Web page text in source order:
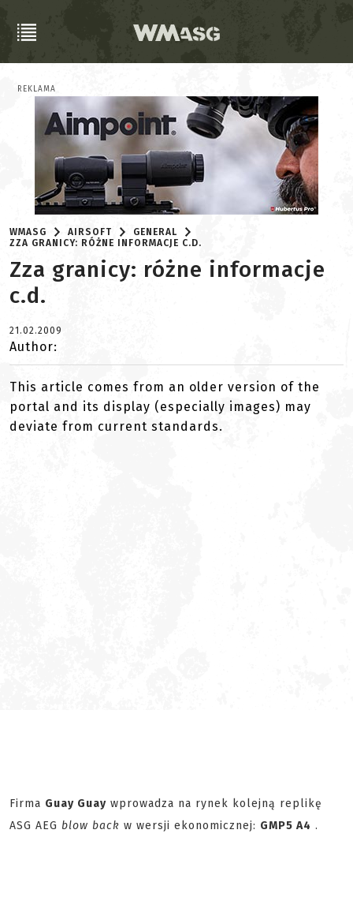
REKLAMA
WMASG AIRSOFT
GENERAL
ZZA GRANICY: RÓŻNE INFORMACJE C.D.
Zza granicy: różne informacje
c.d.
21.02.2009
Author:
This article comes from an older version of the
portal and its display (especially images) may
deviate from current standards.
Firma Guay Guay wprowadza na rynek kolejną replikę
ASG AEG blow back w wersji ekonomicznej: GMP5 A4 .